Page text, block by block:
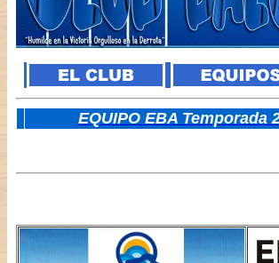
EQUIPO EBA Temporada